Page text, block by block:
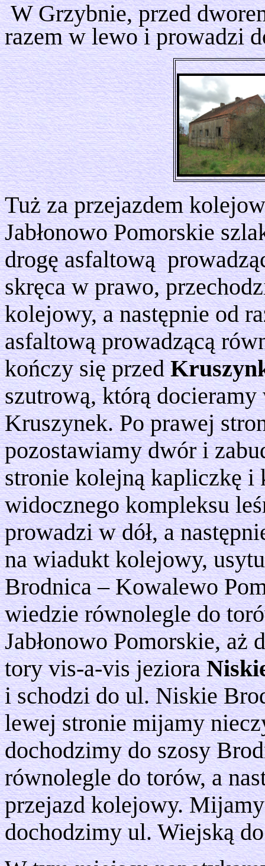
W Grzybnie, przed
razem w lewo i prowadzi
Tuż za przejazdem
Jabłonowo Pomorskie
drogę asfaltową
skręca w prawo,
kolejowy, a następnie od
asfaltową prowadzącą
kończy się przed
szutrową, którą
Kruszynek. Po prawej
pozostawiamy dwór i
stronie kolejną kapliczkę
widocznego kompleksu
prowadzi w dół, a
na wiadukt kolejowy,
Brodnica – Kowalewo
wiedzie równolegle do
Jabłonowo Pomorskie, aż
tory vis-a-vis jeziora
i schodzi do ul. Niskie
lewej stronie mijamy
dochodzimy do szosy
równolegle do torów, a
przejazd kolejowy.
dochodzimy ul. Wiejską